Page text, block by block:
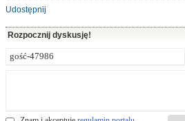
Udostępnij
Rozpocznij dyskusję!